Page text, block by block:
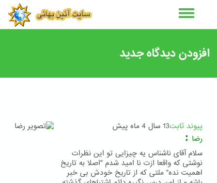
افزودن دیدگاه جدید
پیوند ثابت13 سال 4 ماه پیش
رضا :
سلام آقای ناشناس یه چیزایی تو این نظرات
نوشتی که واقعا ازت نا امید شدم "اصلا به تاریخ
اهمیت نده" ملتی که از تاریخ خودش بی خبر